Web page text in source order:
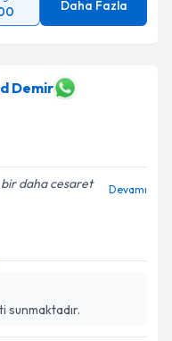
Daha Fazla
Demir
daha cesaret
sunmaktadır.